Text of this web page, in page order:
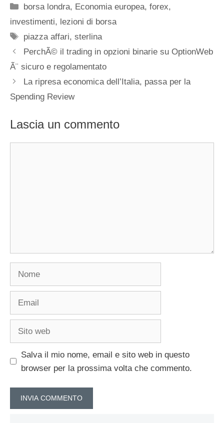
Categorie
borsa londra, Economia europea,forex,
investimenti, lezioni di borsa
Tag
piazza affari,sterlina
PerchÃ© il trading in opzioni binarie su OptionWeb
Ã¨ sicuro e regolamentato
La ripresa economica dell’Italia, passa per la
Spending Review
Lascia un commento
Nome
Email
Sito
Salva il mio nome, email e sito web in questo
browser per la prossima volta che commento.